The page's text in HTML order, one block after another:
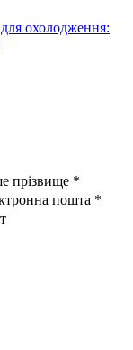
охолодження:
прізвище *
пошта *